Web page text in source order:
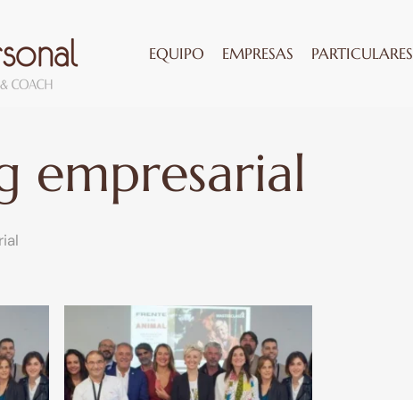
EQUIPO EMPRESAS PARTICULARES
empresarial